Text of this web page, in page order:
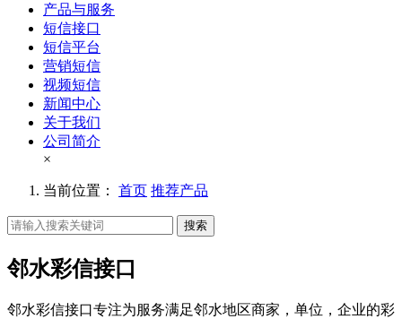
产品与服务
短信接口
短信平台
营销短信
视频短信
新闻中心
关于我们
公司简介
×
当前位置： 首页 推荐产品
搜索
邻水彩信接口
邻水彩信接口专注为服务满足邻水地区商家，单位，企业的彩